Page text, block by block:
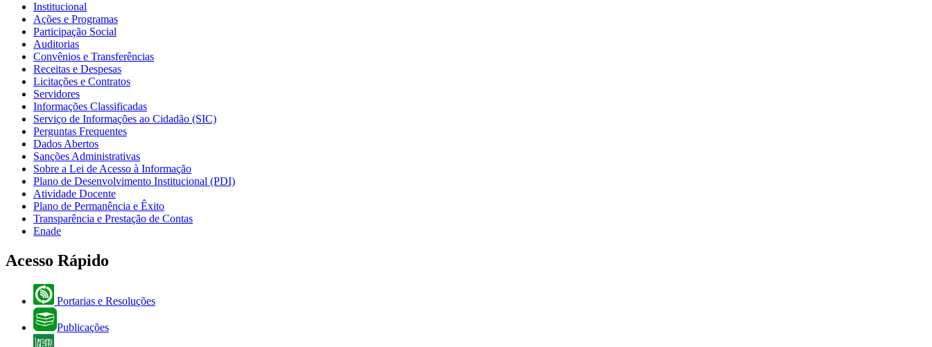
Institucional
Ações e Programas
Participação Social
Auditorias
Convênios e Transferências
Receitas e Despesas
Licitações e Contratos
Servidores
Informações Classificadas
Serviço de Informações ao Cidadão (SIC)
Perguntas Frequentes
Dados Abertos
Sanções Administrativas
Sobre a Lei de Acesso à Informação
Plano de Desenvolvimento Institucional (PDI)
Atividade Docente
Plano de Permanência e Êxito
Transparência e Prestação de Contas
Enade
Acesso Rápido
Portarias e Resoluções
Publicações